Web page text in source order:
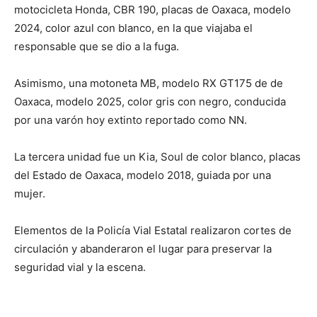
motocicleta Honda, CBR 190, placas de Oaxaca, modelo
2024, color azul con blanco, en la que viajaba el
responsable que se dio a la fuga.
Asimismo, una motoneta MB, modelo RX GT175 de de
Oaxaca, modelo 2025, color gris con negro, conducida
por una varón hoy extinto reportado como NN.
La tercera unidad fue un Kia, Soul de color blanco, placas
del Estado de Oaxaca, modelo 2018, guiada por una
mujer.
Elementos de la Policía Vial Estatal realizaron cortes de
circulación y abanderaron el lugar para preservar la
seguridad vial y la escena.